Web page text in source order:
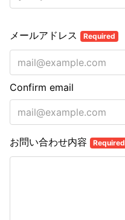
メールアドレス Required
Confirm email
お問い合わせ内容 Required